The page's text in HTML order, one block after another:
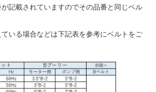
記載されていますのでその品番と同じベル
いる場合などは下記表を参考にベルトをご